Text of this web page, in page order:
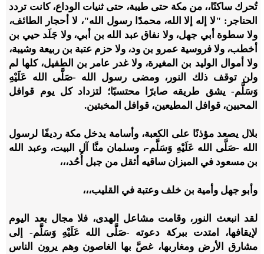
تُحرك ساكنًا،، من مكة حتى طيبة، حتى ثنيات الوداع، كانت تردد
الحناجر: "لا إله إلا الله، محمدًا رسول الله"، لا أحجار الطائف،
ولا سطوة أبي جهل، ولا نفاق عبد الله بن أبي، ولا جَلَد حيي بن
أخطب، ولا فروسية عمرو بن ود، ولا حزم عتبة بن ربيعة وشيبة،
ولا أموال الوليد بن المغيرة، ولا غدر عامر بن الطفيل، كلها لم
ولن توقف ذلك النور، ومضى رسول الله -صَلَّى الله عَلَيْهِ
وَسَلَّم- يشق طريقه صابرًا محتسبًا؛ لتزداد كل يوم قوافل
المحبين، قوافل المطيعين، قوافل المخبتين.
بلال يصعد مؤذنًا على الكعبة، وأسامة يدخل مكة رديفًا لرسول
الله -صَلَّى الله عَلَيْهِ وَسَلَّم-، وسلمان منَّا آل البيت، وعبد الله
بن مسعود في الميزان ساقيه أثقل من جبل أُحُد،،،
وأبو جهل وأمية بن خلف وعتبة في القليب،،،
لقد انبعث النور، وقامت مشاعل الهدى، فلا مجال بعد اليوم
لإيقافها، امتدت ببركة دعوته -صَلَّى الله عَلَيْهِ وَسَلَّم- إلى
مشارق الأرض ومغاربها، غصَّ بها الغاصون وهم يرون الناس